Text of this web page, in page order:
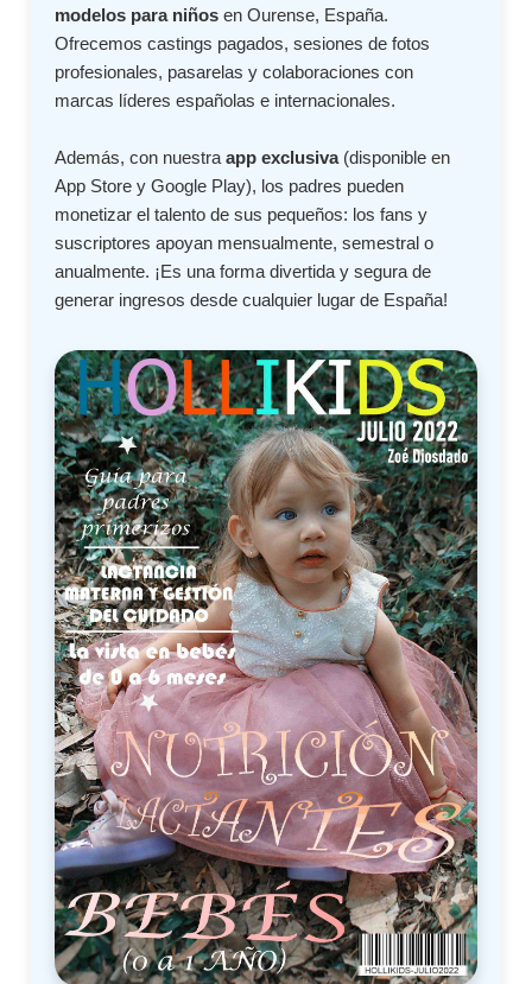
modelos para niños en Ourense, España.
Ofrecemos castings pagados, sesiones de fotos
profesionales, pasarelas y colaboraciones con
marcas líderes españolas e internacionales.
Además, con nuestraapp exclusiva(disponible en
App Store y Google Play), los padres pueden
monetizar el talento de sus pequeños: los fans y
suscriptores apoyan mensualmente, semestral o
anualmente. ¡Es una forma divertida y segura de
generar ingresos desde cualquier lugar de España!